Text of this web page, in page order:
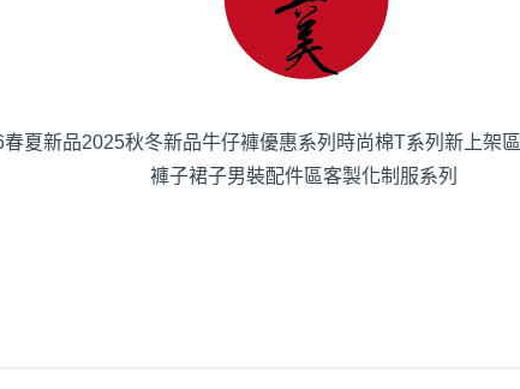
春夏新品2025秋冬新品牛仔褲優惠系列 時尚棉T系列 新上架區
褲子裙子男裝配件區客製化制服系列